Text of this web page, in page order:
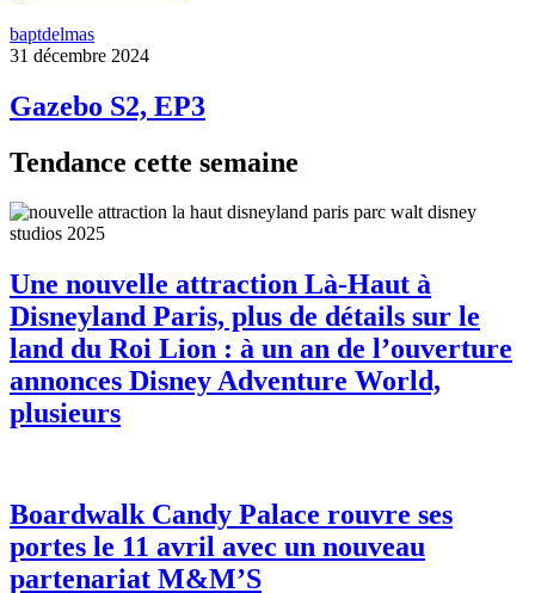
baptdelmas
31 décembre 2024
Gazebo S2, EP3
Tendance cette semaine
Une nouvelle attraction Là-Haut à
Disneyland Paris, plus de détails sur le
land du Roi Lion : à un an de l’ouverture
annonces Disney Adventure World,
plusieurs
Boardwalk Candy Palace rouvre ses
portes le 11 avril avec un nouveau
partenariat M&M’S